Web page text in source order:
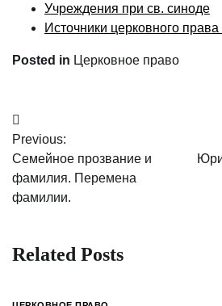
Учреждения при св. синоде
Источники церковного
Posted in Церковное право
Post
navigation
Previous:
Семейное прозвание и
фамилия. Перемена
фамилии.
Related Posts